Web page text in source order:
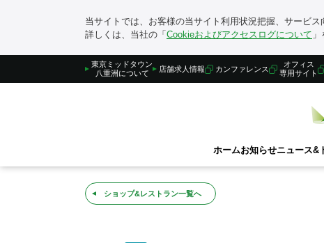
当サイトでは、お客様の当サイト利用状況把握、サービ
詳しくは、当社の「Cookieおよびアクセスログについて
東京ミッドタウン
八重洲について
店舗求人情報 カンファレンス
オフィス
専用サイト
ホームお知らせニュース&
立食い寿司 根室花まる
ショップ&レストラン一覧へ